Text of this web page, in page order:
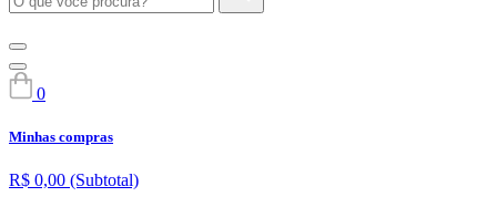
0
Minhas compras
R$ 0,00 (Subtotal)